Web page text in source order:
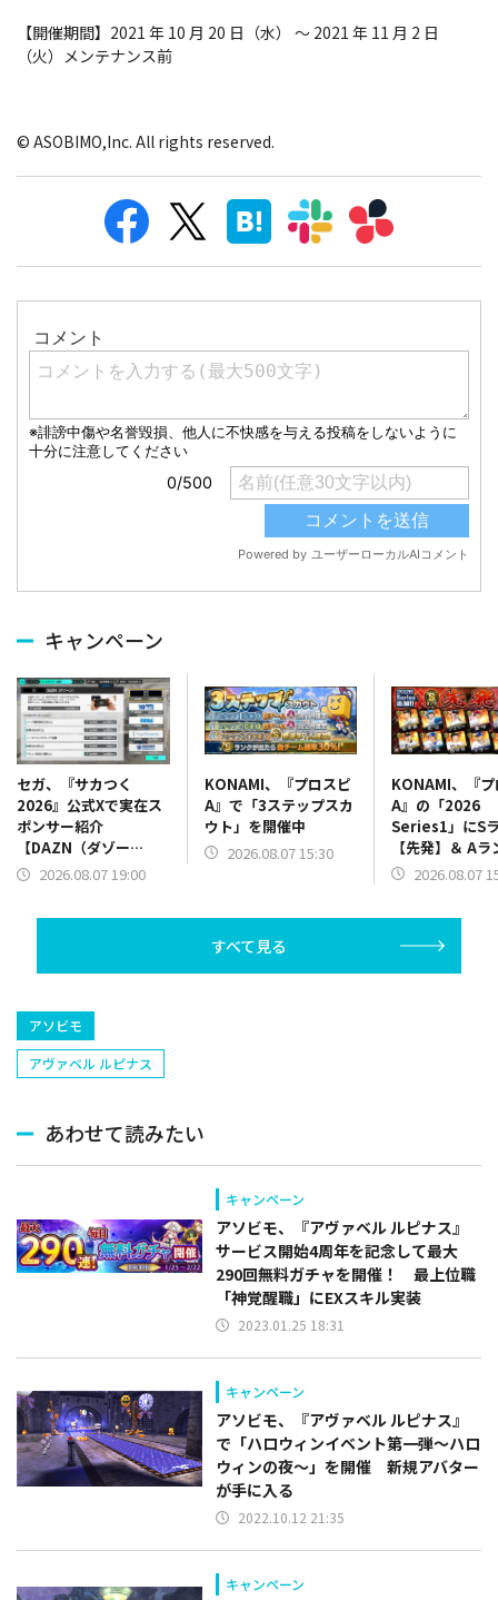
【開催期間】2021 年 10 月 20 日（水） ～ 2021 年 11 月 2 日
（火）メンテナンス前
© ASOBIMO,Inc. All rights reserved.
キャンペーン
セガ、『サカつく
2026』公式Xで実在ス
ポンサー紹介
【DAZN（ダゾー
ン）】篇をポスト
2026.08.07 19:00
KONAMI、『プロスピ
A』で「3ステップスカ
ウト」を開催中
2026.08.07 15:30
KONAMI、『
A』の「2026
Series1」にS
【先発】＆ Aラ
【野手】新登
塁手)、持丸泰
捕手)など
2026.08.07
すべて見る
アソビモ
アヴァベル ルピナス
あわせて読みたい
キャンペーン
アソビモ、『アヴァベル ルピナス』
サービス開始4周年を記念して最大
290回無料ガチャを開催！ 最上位職
「神覚醒職」にEXスキル実装
2023.01.25 18:31
キャンペーン
アソビモ、『アヴァベル ルピナス』
で「ハロウィンイベント第一弾～ハロ
ウィンの夜～」を開催 新規アバター
が手に入る
2022.10.12 21:35
キャンペーン